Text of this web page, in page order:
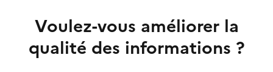
Voulez-vous améliorer la
qualité des informations ?